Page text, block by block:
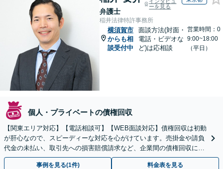
弁護士
ーを見る
稲井法律特許事務所
横須賀市
からも相
談受付中
面談方法(対面・
電話・ビデオな
ど)は応相談
営業時間：0
9:00~18:00
（平日）
個人・プライベートの債権回収
【関東エリア対応】【電話相談可】【WEB面談対応】債権回収は初動
が肝心なので、スピーディーな対応を心がけています。売掛金や請負
代金の未払い、取引先への損害賠償請求など、企業間の債権回収に幅
広く対応「フリーランスの報酬未払いもご相談ください」
事例を見る(1件) 料金表を見る